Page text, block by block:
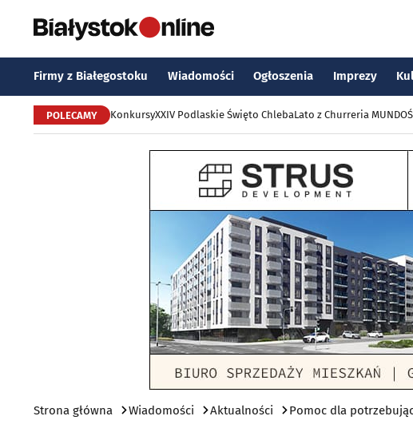
Firmy z Białegostoku Wiadomości Ogłoszenia Imprezy
POLECAMY KonkursyXXIV Podlaskie Święto ChlebaLato z Churreria MUNDO
Strona główna Wiadomości Aktualności Pomoc dla